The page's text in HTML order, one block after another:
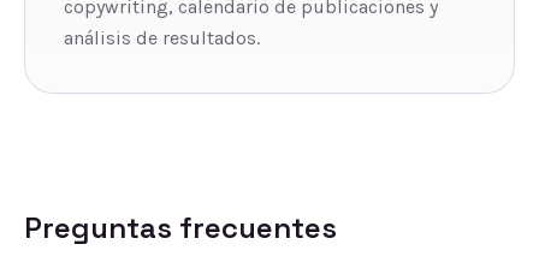
copywriting, calendario de publicaciones y
análisis de resultados.
Preguntas frecuentes